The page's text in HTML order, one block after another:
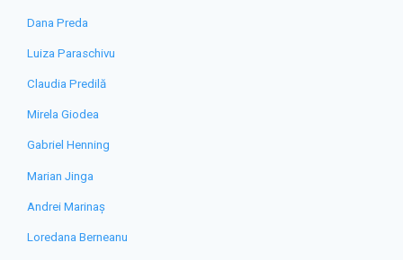
Dana Preda
Luiza Paraschivu
Claudia Predilă
Mirela Giodea
Gabriel Henning
Marian Jinga
Andrei Marinaș
Loredana Berneanu